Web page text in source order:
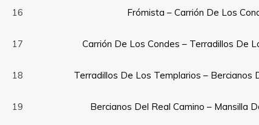
16 Frómista – Carrión De Los
17 Carrión De Los Condes – Terradillos De
18 Terradillos De Los Templarios – Bercianos
19 Bercianos Del Real Camino – Mansilla